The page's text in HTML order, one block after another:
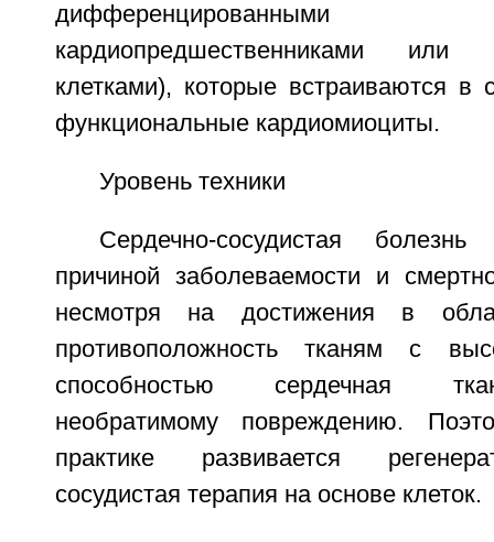
кардиопредшественниками или
клетками), которые встраиваются в
функциональные кардиомиоциты.
Уровень техники
Сердечно-сосудистая
причиной заболеваемости и
несмотря на достижения в
противоположность тканям с
способностью сердечная
необратимому повреждению.
практике развивается
сосудистая терапия на основе клеток.